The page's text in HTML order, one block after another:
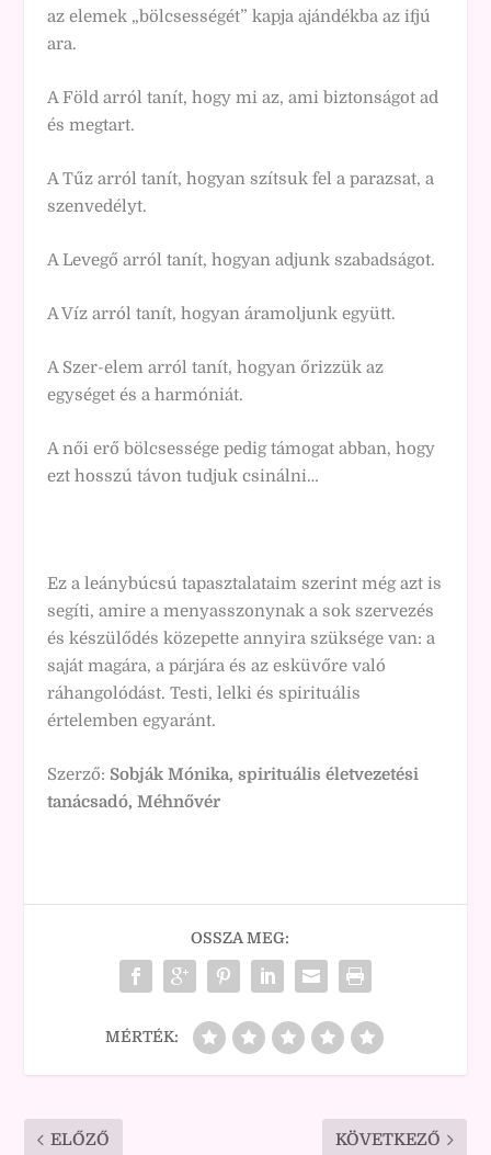
az elemek „bölcsességét” kapja ajándékba az ifjú
ara.
A Föld arról tanít, hogy mi az, ami biztonságot ad
és megtart.
A Tűz arról tanít, hogyan szítsuk fel a parazsat, a
szenvedélyt.
A Levegő arról tanít, hogyan adjunk szabadságot.
A Víz arról tanít, hogyan áramoljunk együtt.
A Szer-elem arról tanít, hogyan őrizzük az
egységet és a harmóniát.
A női erő bölcsessége pedig támogat abban, hogy
ezt hosszú távon tudjuk csinálni…
Ez a leánybúcsú tapasztalataim szerint még azt is
segíti, amire a menyasszonynak a sok szervezés
és készülődés közepette annyira szüksége van: a
saját magára, a párjára és az esküvőre való
ráhangolódást. Testi, lelki és spirituális
értelemben egyaránt.
Szerző: Sobják Mónika, spirituális életvezetési
tanácsadó, Méhnővér
OSSZA MEG:
MÉRTÉK:
ELŐZŐ KÖVETKEZŐ